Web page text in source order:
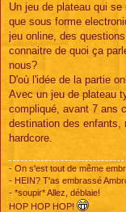
Un jeu de plateau qui
que sous forme
jeu online, des
connaitre de quoi ça
nous?
D'où l'idée de la partie
Avec un jeu de plateau
compliqué, avant 7 ans
destination des enfants,
hardcore.
- On s'est tout de même
- HEIN? T'as embrassé
- *soupir* Allez, déblaie!
HOP HOP HOP!